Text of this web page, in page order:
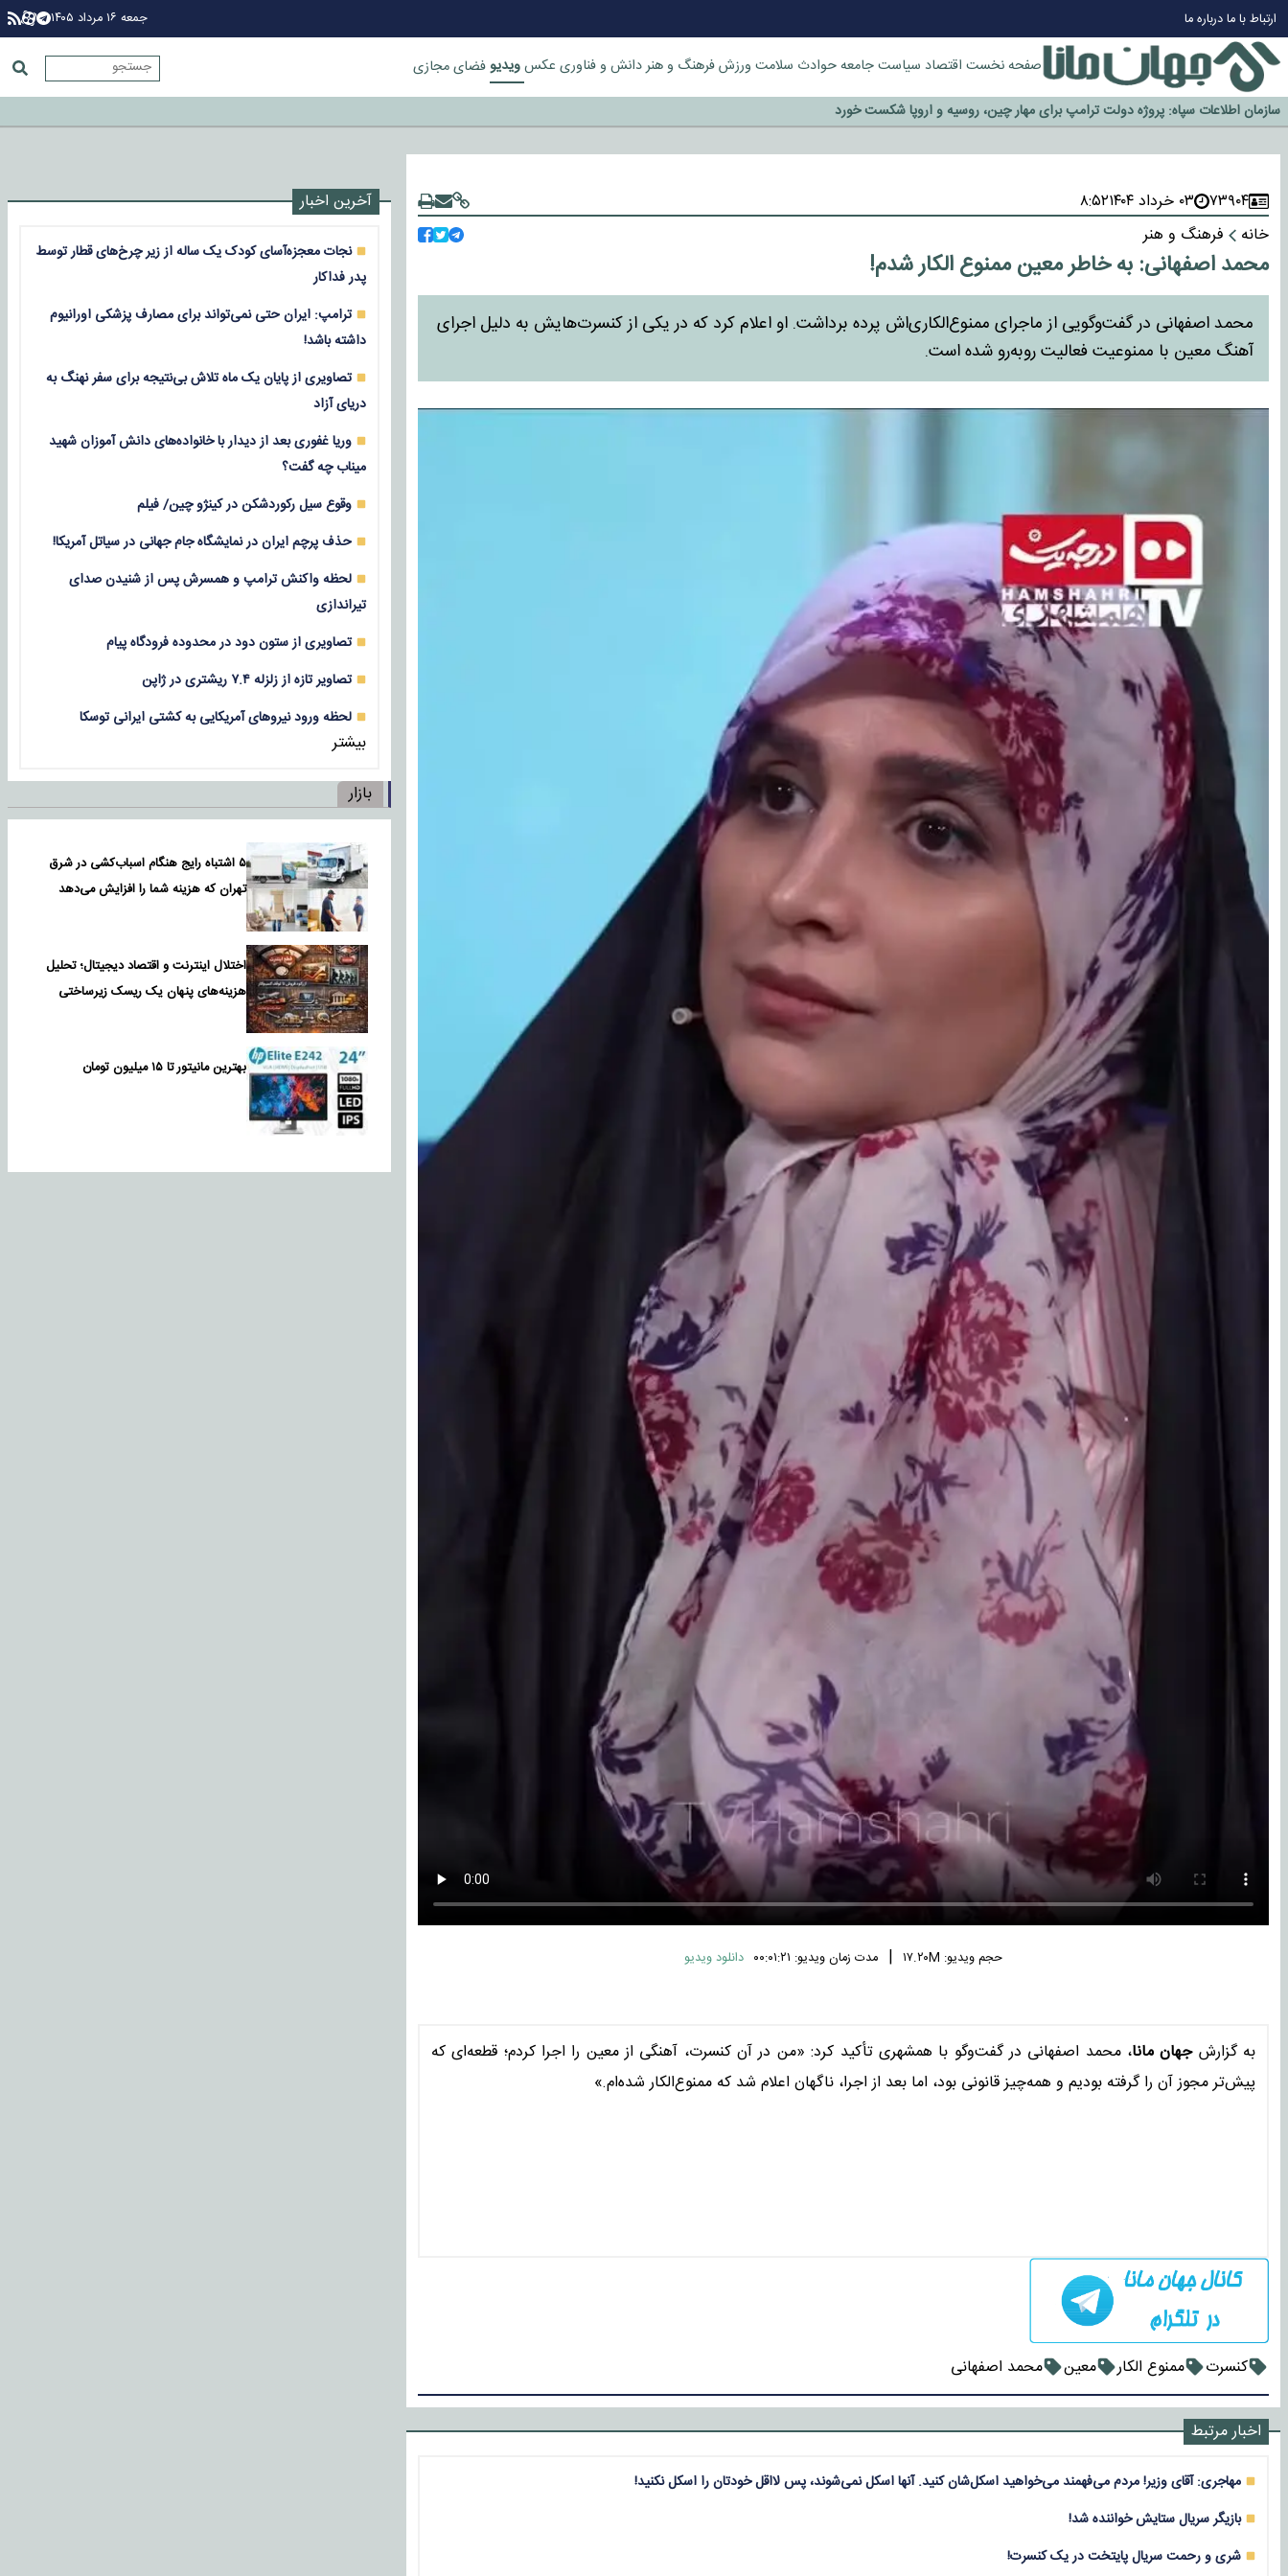
ارتباط با مادرباره ما جمعه ۱۶ مرداد ۱۴۰۵
صفحه نخست اقتصاد سیاستجامعهحوادث سلامت ورزشفرهنگ و هنردانش و فناوری عکسویدیوفضای مجازی
چرا طلا دوباره افزایشی شد؟
گزینه جدایی اوسمار روی میز مدیران پرسپولیس
آیا رئیس جمهور آمریکا قانون را دور می‌زند؟
اخراج رسمی چهره نامدار از پرسپولیس
سازمان اطلاعات سپاه: پروژه دولت ترامپ برای مهار چین، روسیه و اروپا شکست خورد
۷۳۹۰۴ ۰۳ خرداد ۱۴۰۴
۸:۵۲
خانه
فرهنگ و هنر
محمد اصفهانی: به خاطر معین ممنوع الکار شدم!
محمد اصفهانی در گفت‌وگویی از ماجرای ممنوع‌الکاری‌اش پرده برداشت. او اعلام کرد که در یکی از کنسرت‌هایش به دلیل اجرای
آهنگ معین با ممنوعیت فعالیت روبه‌رو شده است.
حجم ویدیو: ۱۷.۲۰M | مدت زمان ویدیو: ۰۰:۰۱:۲۱ دانلود ویدیو
به گزارشجهان مانا، محمد اصفهانی در گفت‌وگو با همشهری تأکید کرد: «من در آن کنسرت، آهنگی از معین را اجرا کردم؛ قطعه‌ای که
پیش‌تر مجوز آن را گرفته بودیم و همه‌چیز قانونی بود، اما بعد از اجرا، ناگهان اعلام شد که ممنوع‌الکار شده‌ام.»
کنسرت ممنوع الکار معین محمد اصفهانی
اخبار مرتبط
مهاجری: آقای وزیر! مردم می‌فهمند می‌خواهید اسکل‌شان کنید. آنها اسکل نمی‌شوند، پس لااقل خودتان را اسکل نکنید!
بازیگر سریال ستایش خواننده شد!
شری و رحمت سریال پایتخت در یک کنسرت!
آخرین اخبار
نجات معجزه‌آسای کودک یک ساله از زیر چرخ‌های قطار توسط
پدر فداکار
ترامپ: ایران حتی نمی‌تواند برای مصارف پزشکی اورانیوم
داشته باشد!
تصاویری از پایان یک ماه تلاش بی‌نتیجه برای سفر نهنگ به
دریای آزاد
وریا غفوری بعد از دیدار با خانواده‌های دانش آموزان شهید
میناب چه گفت؟
وقوع سیل رکوردشکن در کینژو چین/ فیلم
حذف پرچم ایران در نمایشگاه جام جهانی در سیاتل آمریکا!
لحظه واکنش ترامپ و همسرش پس از شنیدن صدای
تیراندازی
تصاویری از ستون دود در محدوده فرودگاه پیام
تصاویر تازه از زلزله‌ ۷.۴ ریشتری در ژاپن
لحظه ورود نیروهای آمریکایی به کشتی ایرانی توسکا
بیشتر
بازار
۵ اشتباه رایج هنگام اسباب‌کشی در شرق
تهران که هزینه شما را افزایش می‌دهد
اختلال اینترنت و اقتصاد دیجیتال؛ تحلیل
هزینه‌های پنهان یک ریسک زیرساختی
بهترین مانیتور تا ۱۵ میلیون تومان